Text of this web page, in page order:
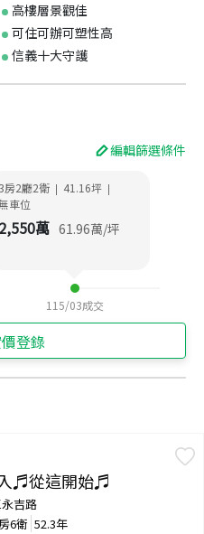
高樓層景觀佳
可住可辦可塑性高
信義十大守護
編輯篩選條件
3房2廳2衛 | 41.16坪 |
車位
2,550萬 61.96萬/坪
115/03成交
登錄
♬從這開始♬
吉路
6衛 52.3年